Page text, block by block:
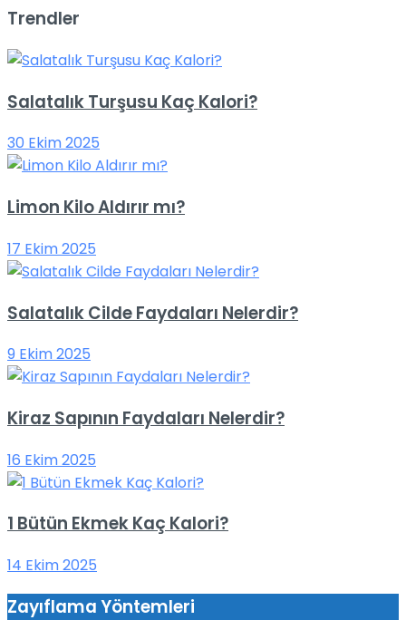
Trendler
Salatalık Turşusu Kaç Kalori?
30 Ekim 2025
Limon Kilo Aldırır mı?
17 Ekim 2025
Salatalık Cilde Faydaları Nelerdir?
9 Ekim 2025
Kiraz Sapının Faydaları Nelerdir?
16 Ekim 2025
1 Bütün Ekmek Kaç Kalori?
14 Ekim 2025
Zayıflama Yöntemleri